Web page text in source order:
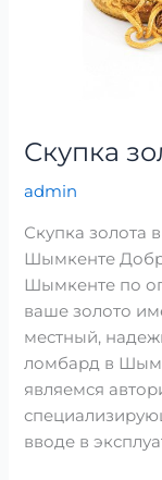
Скупка
admin
Скупка золота
Шымкенте
Шымкенте по
ваше золото
местный,
ломбард в
являемся
вводе в